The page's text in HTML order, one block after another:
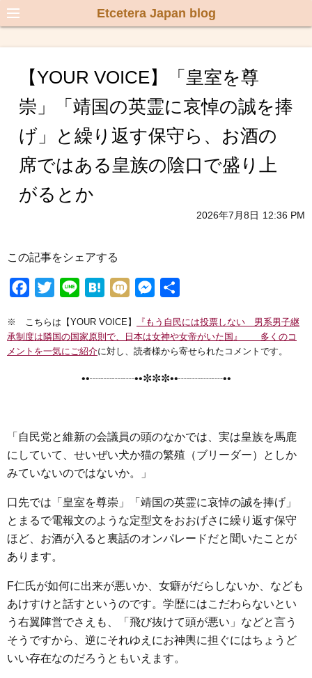
Etcetera Japan blog
【YOUR VOICE】「皇室を尊
崇」「靖国の英霊に哀悼の誠を捧
げ」と繰り返す保守ら、お酒の
席ではある皇族の陰口で盛り上
がるとか
2026年7月8日 12:36 PM
この記事をシェアする
c
i
t
n
e
H
t
e
M
x
s
s
n
r
※ こちらは【YOUR VOICE】
『もう自民には投票しない 男系男子継
承制度は隣国の国家原則で、日本は女神や女帝がいた国』 多くのコ
メントを一気にご紹介に対し、読者様から寄せられたコメントです。
••┈┈┈┈••✼✼✼••┈┈┈┈••
「自民党と維新の会議員の頭のなかでは、実は皇族を馬鹿
にしていて、せいぜい犬か猫の繁殖（ブリーダー）としか
みていないのではないか。」
口先では「皇室を尊崇」「靖国の英霊に哀悼の誠を捧げ」
とまるで電報文のような定型文をおおげさに繰り返す保守
ほど、お酒が入ると裏話のオンパレードだと聞いたことが
あります。
F仁氏が如何に出来が悪いか、女癖がだらしないか、なども
あけすけと話すというのです。学歴にはこだわらないとい
う右翼陣営でさえも、「飛び抜けて頭が悪い」などと言う
そうですから、逆にそれゆえにお神輿に担ぐにはちょうど
いい存在なのだろうともいえます。